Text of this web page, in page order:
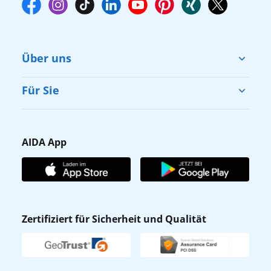
Über uns
Cruise & Help
Karriere
Affiliateprogramm
Verhaltens- & Ethikkodex
Newsletter
Für Sie
Gästefragebogen
AIDA Club
AIDA App
AIDA App
Zertifiziert für Sicherheit und Qualität